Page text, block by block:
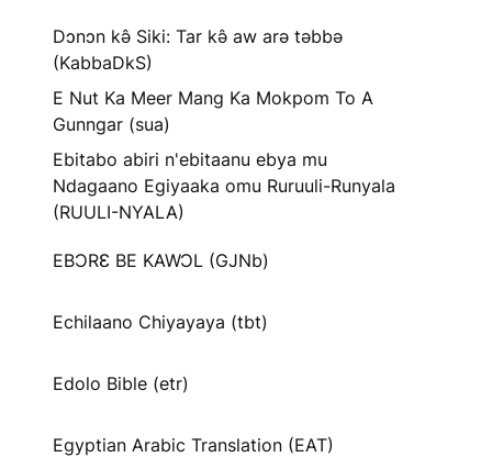
Dɔnɔn kə̂ Siki: Tar kə̂ aw arə təbbə
(KabbaDkS)
E Nut Ka Meer Mang Ka Mokpom To A
Gunngar (sua)
Ebitabo abiri n'ebitaanu ebya mu
Ndagaano Egiyaaka omu Ruruuli-Runyala
(RUULI-NYALA)
EBƆRƐ BE KAWƆL (GJNb)
Echilaano Chiyayaya (tbt)
Edolo Bible (etr)
Egyptian Arabic Translation (EAT)